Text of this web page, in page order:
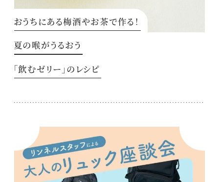
おうちにある梅酒やお茶で作る！
夏の喉がうるおう
「飲むゼリー」のレシピ